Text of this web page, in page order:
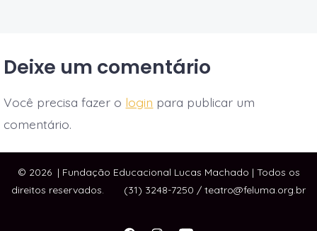
Deixe um comentário
Você precisa fazer o login para publicar um
comentário.
© 2026 | Fundação Educacional Lucas Machado | Todos os
direitos reservados. (31) 3248-7250 / teatro@feluma.org.br